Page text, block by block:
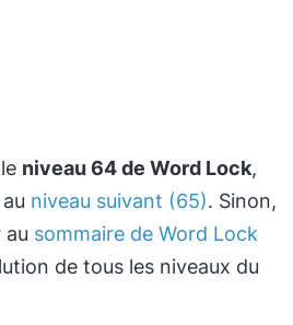
niveau 64 de Word Lock,
niveau suivant (65). Sinon,
au sommaire de Word Lock
de tous les niveaux du